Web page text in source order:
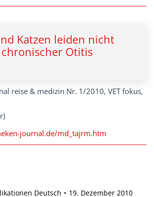
Katzen leiden nicht
Otitis
reise & medizin Nr. 1/2010, VET fokus,
journal.de/md_tajrm.htm
Deutsch 19. Dezember 2010